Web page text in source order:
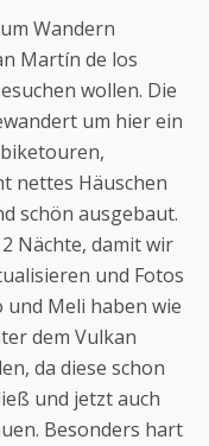
Wandern
Martín de los
wollen. Die
um hier ein
nettes Häuschen
schön ausgebaut.
Nächte, damit wir
und Fotos
Meli haben wie
dem Vulkan
da diese schon
und jetzt auch
Besonders hart